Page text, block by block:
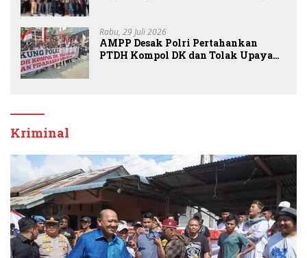
Rabu, 29 Juli 2026
AMPP Desak Polri Pertahankan
PTDH Kompol DK dan Tolak Upaya
Kriminal